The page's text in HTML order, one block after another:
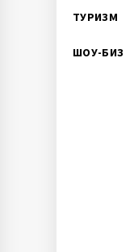
ТУРИЗМ
ШОУ-БИЗ